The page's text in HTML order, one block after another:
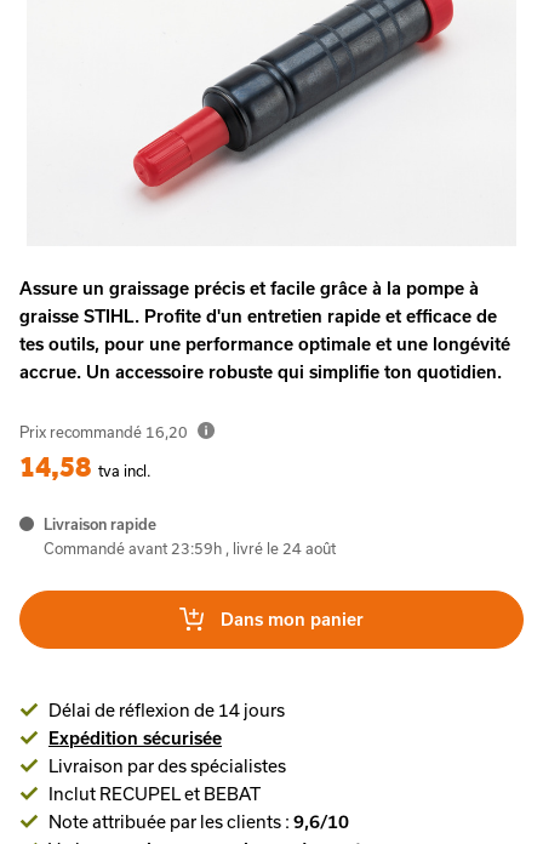
Assure un graissage précis et facile grâce à la pompe à
graisse STIHL. Profite d'un entretien rapide et efficace de
tes outils, pour une performance optimale et une longévité
accrue. Un accessoire robuste qui simplifie ton quotidien.
Prix recommandé 16,20
14,58 tva incl.
Livraison rapide
Commandé avant 23:59h , livré le 24 août
Dans mon panier
Délai de réflexion de 14 jours
Expédition sécurisée
Livraison par des spécialistes
Inclut RECUPEL et BEBAT
Note attribuée par les clients : 9,6/10